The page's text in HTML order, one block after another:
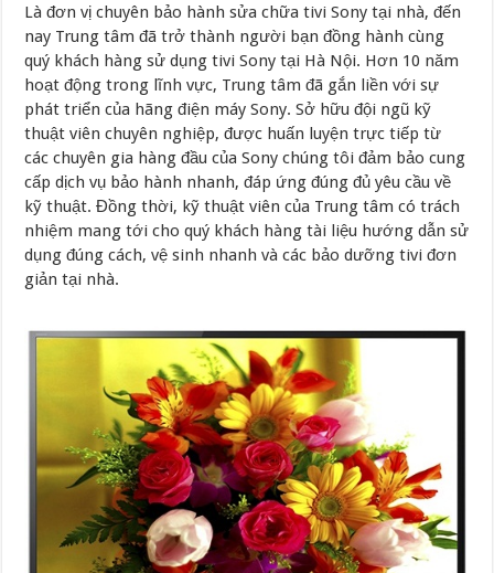
Là đơn vị chuyên bảo hành sửa chữa tivi Sony tại nhà, đến
nay Trung tâm đã trở thành người bạn đồng hành cùng
quý khách hàng sử dụng tivi Sony tại Hà Nội. Hơn 10 năm
hoạt động trong lĩnh vực, Trung tâm đã gắn liền với sự
phát triển của hãng điện máy Sony. Sở hữu đội ngũ kỹ
thuật viên chuyên nghiệp, được huấn luyện trực tiếp từ
các chuyên gia hàng đầu của Sony chúng tôi đảm bảo cung
cấp dịch vụ bảo hành nhanh, đáp ứng đúng đủ yêu cầu về
kỹ thuật. Đồng thời, kỹ thuật viên của Trung tâm có trách
nhiệm mang tới cho quý khách hàng tài liệu hướng dẫn sử
dụng đúng cách, vệ sinh nhanh và các bảo dưỡng tivi đơn
giản tại nhà.